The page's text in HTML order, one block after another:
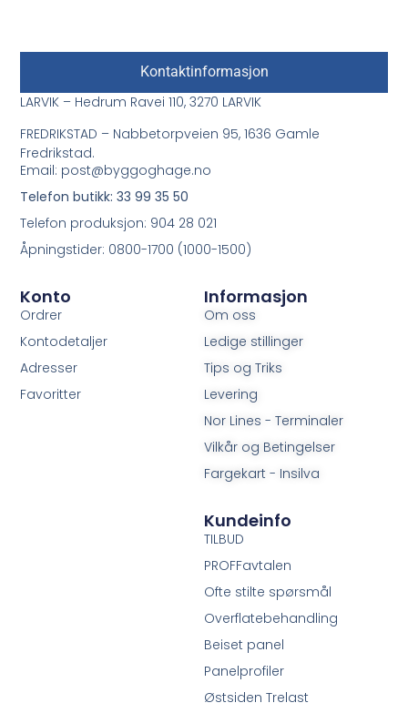
Informasjon
Om oss
Ledige stillinger
Tips og Triks
Levering
Nor Lines - Terminaler
Vilkår og Betingelser
Fargekart - Insilva
Konto
Ordrer
Kontodetaljer
Adresser
Favoritter
Kundeinfo
TILBUD
PROFFavtalen
Ofte stilte spørsmål
Overflatebehandling
Beiset panel
Panelprofiler
Østsiden Trelast
Kontaktinformasjon
LARVIK – Hedrum Ravei 110, 3270 LARVIK
FREDRIKSTAD – Nabbetorpveien 95, 1636 Gamle
Fredrikstad.
Email: post@byggoghage.no
Telefon butikk: 33 99 35 50
Telefon produksjon: 904 28 021
Åpningstider: 0800-1700 (1000-1500)